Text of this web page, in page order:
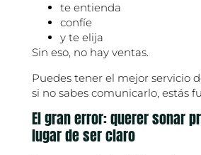
te entienda
confíe
y te elija
Sin eso, no hay ventas.
Puedes tener el mejor servicio
si no sabes comunicarlo, estás
El gran error: querer sonar
lugar de ser claro